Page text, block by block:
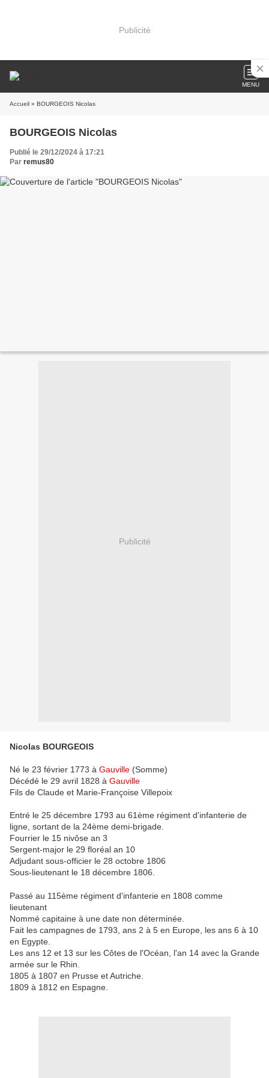
Publicité
MENU
Accueil » BOURGEOIS Nicolas
BOURGEOIS Nicolas
Publié le 29/12/2024 à 17:21
Par remus80
Publicité
Nicolas BOURGEOIS
Né le 23 février 1773 à Gauville (Somme)
Décédé le 29 avril 1828 à Gauville
Fils de Claude et Marie-Françoise Villepoix
Entré le 25 décembre 1793 au 61ème régiment d'infanterie de
ligne, sortant de la 24ème demi-brigade.
Fourrier le 15 nivôse an 3
Sergent-major le 29 floréal an 10
Adjudant sous-officier le 28 octobre 1806
Sous-lieutenant le 18 décembre 1806.
Passé au 115ème régiment d'infanterie en 1808 comme
lieutenant
Nommé capitaine à une date non déterminée.
Fait les campagnes de 1793, ans 2 à 5 en Europe, les ans 6 à 10
en Egypte.
Les ans 12 et 13 sur les Côtes de l'Océan, l'an 14 avec la Grande
armée sur le Rhin.
1805 à 1807 en Prusse et Autriche.
1809 à 1812 en Espagne.